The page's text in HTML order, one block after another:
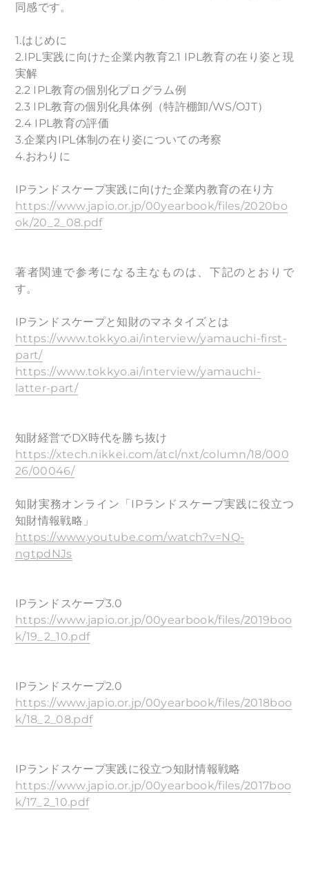
同感です。
1.はじめに
2.IPL実践に向けた企業内教育2.1 IPL教育の在り姿と現
実解
2.2 IPL教育の個別化プログラム例
2.3 IPL教育の個別化具体例（特許棚卸/WS/OJT）
2.4 IPL教育の評価
3.企業内IPL体制の在り姿についての考察
4.おわりに
IPランドスケープ実践に向けた企業内教育の在り方
https://www.japio.or.jp/00yearbook/files/2020bo
ok/20_2_08.pdf
著者関連で参考になる主なものは、下記のとおりで
す。
IPランドスケープと知財のマネタイズとは
https://www.tokkyo.ai/interview/yamauchi-first-
part/
https://www.tokkyo.ai/interview/yamauchi-
latter-part/
知財経営でDX時代を勝ち抜け
https://xtech.nikkei.com/atcl/nxt/column/18/000
26/00046/
知財実務オンライン「IPランドスケープ実践に役立つ
知財情報戦略」
https://www.youtube.com/watch?v=NQ-
ngtpdNJs
IPランドスケープ3.0
https://www.japio.or.jp/00yearbook/files/2019boo
k/19_2_10.pdf
IPランドスケープ2.0
https://www.japio.or.jp/00yearbook/files/2018boo
k/18_2_08.pdf
IPランドスケープ実践に役立つ知財情報戦略
https://www.japio.or.jp/00yearbook/files/2017boo
k/17_2_10.pdf